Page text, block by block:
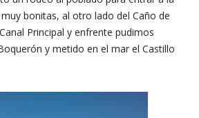
bonitas, al otro lado del Caño de
Principal y enfrente pudimos
y metido en el mar el Castillo